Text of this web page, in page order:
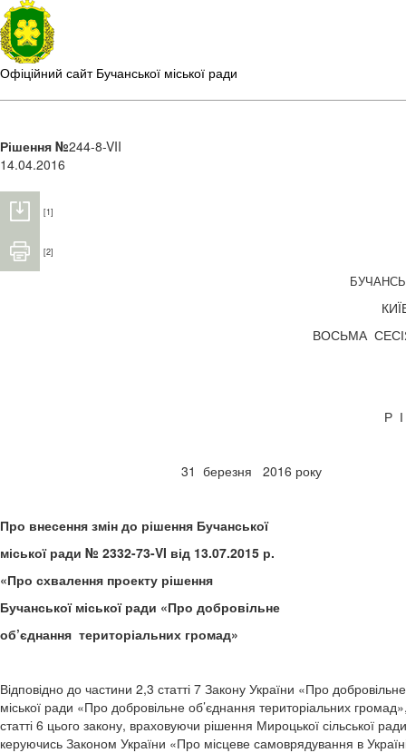
Офіційний сайт Бучанської міської ради
Рішення №244-8-VII
14.04.2016
[1]
[2]
ВОСЬМА
Р
31 березня
Про внесення змін до рішення Бучанської
міської ради № 2332-73-VI від 13.07.2015 р.
«Про схвалення проекту рішення
Бучанської міської ради «Про добровільне
об’єднання територіальних громад»
Відповідно до частини 2,3 статті 7 Закону України «Про
міської ради «Про добровільне об’єднання територіальних
статті 6 цього закону, враховуючи рішення Мироцької сільської
керуючись Законом України «Про місцеве самоврядування в